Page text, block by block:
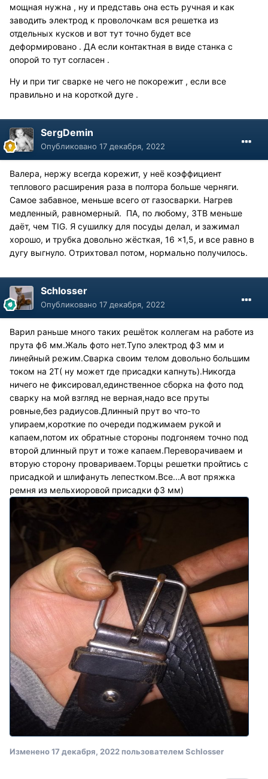
мощная нужна , ну и представь она есть ручная и как
заводить электрод к проволочкам вся решетка из
отдельных кусков и вот тут точно будет все
деформировано . ДА если контактная в виде станка с
опорой то тут согласен .
Ну и при тиг сварке не чего не покорежит , если все
правильно и на короткой дуге .
SergDemin
Опубликовано 17 декабря, 2022
Валера, нержу всегда корежит, у неё коэффициент
теплового расширения раза в полтора больше черняги.
Самое забавное, меньше всего от газосварки. Нагрев
медленный, равномерный. ПА, по любому, ЗТВ меньше
даёт, чем TIG. Я сушилку для посуды делал, и зажимал
хорошо, и трубка довольно жёсткая, 16 ×1,5, и все равно в
дугу выгнуло. Отрихтовал потом, нормально получилось.
Schlosser
Опубликовано 17 декабря, 2022
Варил раньше много таких решёток коллегам на работе из
прута ф6 мм.Жаль фото нет.Тупо электрод ф3 мм и
линейный режим.Сварка своим телом довольно большим
током на 2Т( ну может где присадки капнуть).Никогда
ничего не фиксировал,единственное сборка на фото под
сварку на мой взгляд не верная,надо все пруты
ровные,без радиусов.Длинный прут во что-то
упираем,короткие по очереди поджимаем рукой и
капаем,потом их обратные стороны подгоняем точно под
второй длинный прут и тоже капаем.Переворачиваем и
вторую сторону провариваем.Торцы решетки пройтись с
присадкой и шлифануть лепестком.Все...А вот пряжка
ремня из мельхиоровой присадки ф3 мм)
Изменено17 декабря, 2022пользователем Schlosser